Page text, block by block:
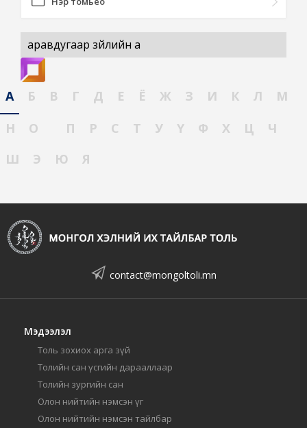
аравдугаар зүйлийн а
А Б В Г Д Е Ё Ж З И К Л
М
Н
О П Р С Т У Ү Ф Х Ц
Ч
Ш
Э Ю Я
contact@mongoltoli.mn
Мэдээлэл
Толь зохиох арга зүй
Толийн сан үсгийн дарааллаар
Толийн зургийн сан
Олон нийтийн нэмсэн үг
Олон нийтийн нэмсэн тайлбар